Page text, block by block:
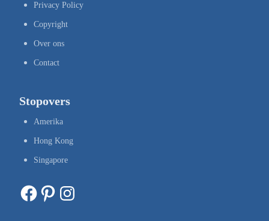
Privacy Policy
Copyright
Over ons
Contact
Stopovers
Amerika
Hong Kong
Singapore
Facebook Pinterest Instagram